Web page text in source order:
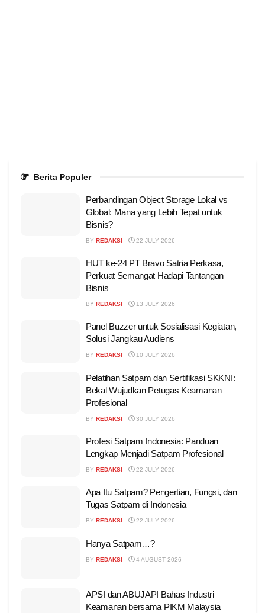
Berita Populer
Perbandingan Object Storage Lokal vs
Global: Mana yang Lebih Tepat untuk
Bisnis?
BY REDAKSI 22 JULY 2026
HUT ke-24 PT Bravo Satria Perkasa,
Perkuat Semangat Hadapi Tantangan
Bisnis
BY REDAKSI 13 JULY 2026
Panel Buzzer untuk Sosialisasi Kegiatan,
Solusi Jangkau Audiens
BY REDAKSI 10 JULY 2026
Pelatihan Satpam dan Sertifikasi SKKNI:
Bekal Wujudkan Petugas Keamanan
Profesional
BY REDAKSI 30 JULY 2026
Profesi Satpam Indonesia: Panduan
Lengkap Menjadi Satpam Profesional
BY REDAKSI 22 JULY 2026
Apa Itu Satpam? Pengertian, Fungsi, dan
Tugas Satpam di Indonesia
BY REDAKSI 22 JULY 2026
Hanya Satpam…?
BY REDAKSI 4 AUGUST 2026
APSI dan ABUJAPI Bahas Industri
Keamanan bersama PIKM Malaysia